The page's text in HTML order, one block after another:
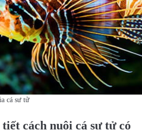
cá sư tử
cách nuôi cá sư tử có